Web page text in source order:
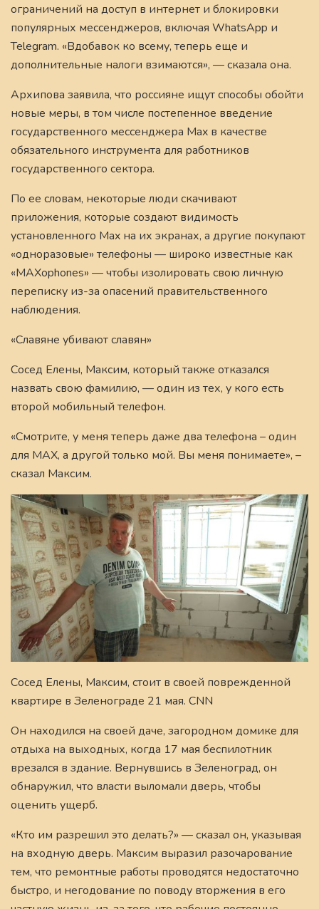
ограничений на доступ в интернет и блокировки
популярных мессенджеров, включая WhatsApp и
Telegram. «Вдобавок ко всему, теперь еще и
дополнительные налоги взимаются», — сказала она.
Архипова заявила, что россияне ищут способы обойти
новые меры, в том числе постепенное введение
государственного мессенджера Max в качестве
обязательного инструмента для работников
государственного сектора.
По ее словам, некоторые люди скачивают
приложения, которые создают видимость
установленного Max на их экранах, а другие покупают
«одноразовые» телефоны — широко известные как
«MAXophones» — чтобы изолировать свою личную
переписку из-за опасений правительственного
наблюдения.
«Славяне убивают славян»
Сосед Елены, Максим, который также отказался
назвать свою фамилию, — один из тех, у кого есть
второй мобильный телефон.
«Смотрите, у меня теперь даже два телефона – один
для MAX, а другой только мой. Вы меня понимаете», –
сказал Максим.
Сосед Елены, Максим, стоит в своей поврежденной
квартире в Зеленограде 21 мая. CNN
Он находился на своей даче, загородном домике для
отдыха на выходных, когда 17 мая беспилотник
врезался в здание. Вернувшись в Зеленоград, он
обнаружил, что власти выломали дверь, чтобы
оценить ущерб.
«Кто им разрешил это делать?» — сказал он, указывая
на входную дверь. Максим выразил разочарование
тем, что ремонтные работы проводятся недостаточно
быстро, и негодование по поводу вторжения в его